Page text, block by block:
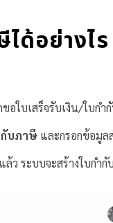
ด้อย่างไร
อใบเสร็จรับเงิน/ใบ
กับภาษี และกรอกข้อมู
ล้ว ระบบจะสร้างใบก